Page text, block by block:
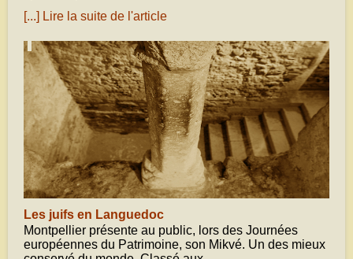
[...] Lire la suite de l'article
Les juifs en Languedoc
Montpellier présente au public, lors des Journées
européennes du Patrimoine, son Mikvé. Un des mieux